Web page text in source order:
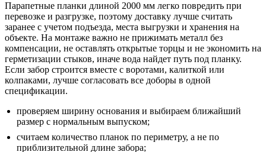
Парапетные планки длиной 2000 мм легко повредить при
перевозке и разгрузке, поэтому доставку лучше считать
заранее с учетом подъезда, места выгрузки и хранения на
объекте. На монтаже важно не прижимать металл без
компенсации, не оставлять открытые торцы и не экономить на
герметизации стыков, иначе вода найдет путь под планку.
Если забор строится вместе с воротами, калиткой или
колпаками, лучше согласовать все доборы в одной
спецификации.
проверяем ширину основания и выбираем ближайший
размер с нормальным выпуском;
считаем количество планок по периметру, а не по
приблизительной длине забора;